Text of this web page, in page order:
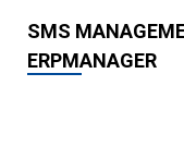
SMS
ERPMANAGER